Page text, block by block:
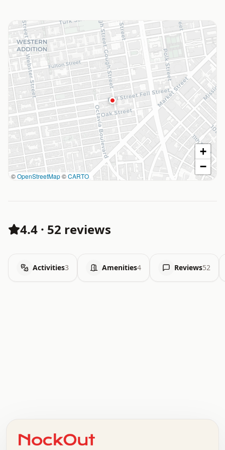
©OpenStreetMap©CARTO
+
−
4.4 · 52 reviews
Activities3 Amenities4 Reviews52
+   .   .   .   .   .   .   .   .   .   +   .   .